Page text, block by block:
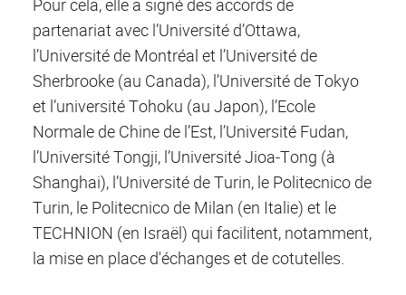
Pour cela, elle a signé des accords de
partenariat avec l’Université d’Ottawa,
l’Université de Montréal et l’Université de
Sherbrooke (au Canada), l’Université de Tokyo
et l’université Tohoku (au Japon), l’Ecole
Normale de Chine de l’Est, l’Université Fudan,
l’Université Tongji, l’Université Jioa-Tong (à
Shanghai), l’Université de Turin, le Politecnico de
Turin, le Politecnico de Milan (en Italie) et le
TECHNION (en Israël) qui facilitent, notamment,
la mise en place d'échanges et de cotutelles.